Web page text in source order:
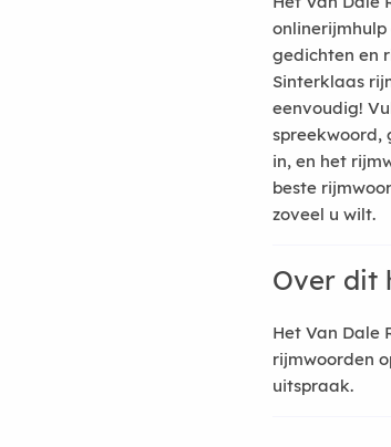
gedichten en
Sinterklaas
eenvoudig!
spreekwoord,
in, en het
beste
zoveel u wilt.
Over dit
Het Van Dale
rijmwoorden
uitspraak.